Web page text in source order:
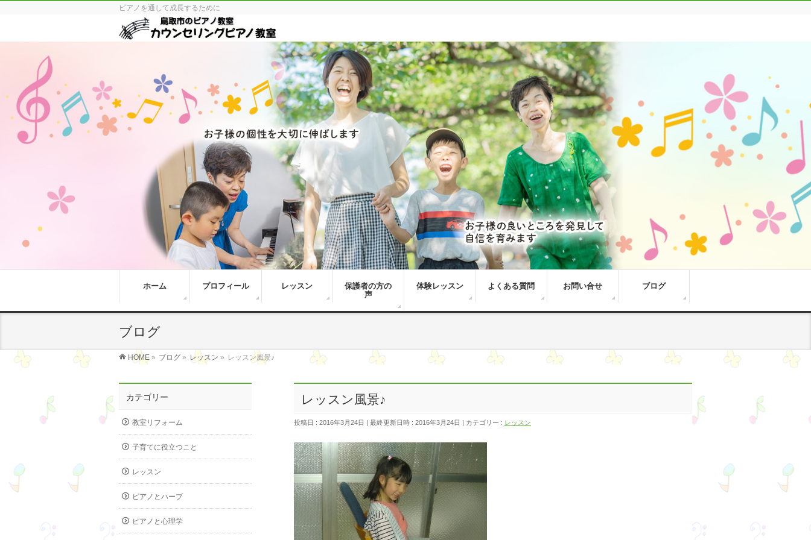
ピアノを通して成長するために
ホーム プロフィール レッスン
保護者の方の
声
体験レッスン よくある質問 お問い合せ ブログ
ブログ
HOME » ブログ » レッスン » レッスン風景♪
レッスン風景♪
投稿日 : 2016年3月24日 最終更新日時 : 2016年3月24日 カテゴリー : レッスン
カテゴリー
教室リフォーム
子育てに役立つこと
レッスン
ピアノとハープ
ピアノと心理学